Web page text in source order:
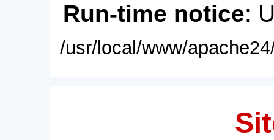
Run-time notice:
/usr/local/www/